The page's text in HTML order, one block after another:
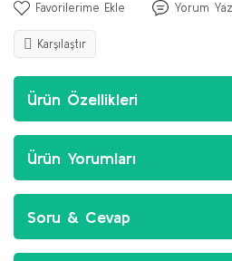
Yorum Yaz
Karşılaştır
Ürün Özellikleri
Ürün Yorumları
Soru & Cevap